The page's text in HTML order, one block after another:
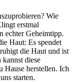
Wie
erstmal
echter Geheimtipp.
Haut: Es spendet
die Haut und ist
diese
Hause herstellen. Ich
starten.